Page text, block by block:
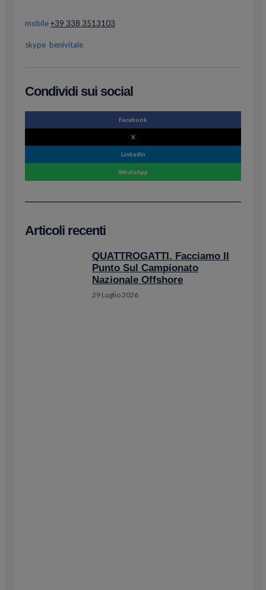
mobile+39 338 3513103
skype benivitale
Condividi sui social
Facebook
X
LinkedIn
WhatsApp
Articoli recenti
QUATTROGATTI, Facciamo Il
Punto Sul Campionato
Nazionale Offshore
29 Luglio 2026